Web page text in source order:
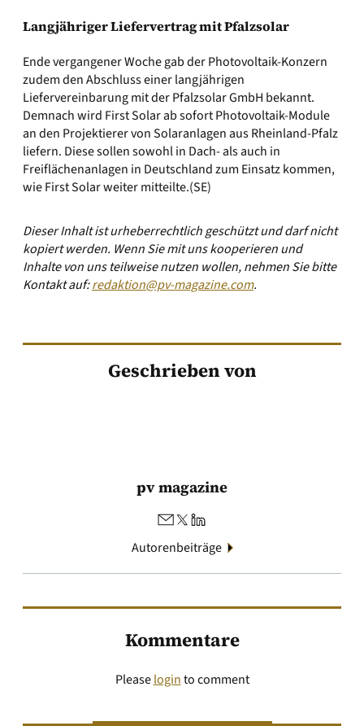
Langjähriger Liefervertrag mit Pfalzsolar
Ende vergangener Woche gab der Photovoltaik-Konzern
zudem den Abschluss einer langjährigen
Liefervereinbarung mit der Pfalzsolar GmbH bekannt.
Demnach wird First Solar ab sofort Photovoltaik-Module
an den Projektierer von Solaranlagen aus Rheinland-Pfalz
liefern. Diese sollen sowohl in Dach- als auch in
Freiflächenanlagen in Deutschland zum Einsatz kommen,
wie First Solar weiter mitteilte.(SE)
Dieser Inhalt ist urheberrechtlich geschützt und darf nicht
kopiert werden. Wenn Sie mit uns kooperieren und
Inhalte von uns teilweise nutzen wollen, nehmen Sie bitte
Kontakt auf:redaktion@pv-magazine.com.
Geschrieben von
pv magazine
Autorenbeiträge
Kommentare
Pleaseloginto comment